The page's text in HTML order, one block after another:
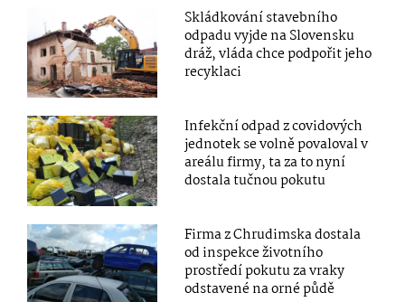
Skládkování stavebního
odpadu vyjde na Slovensku
dráž, vláda chce podpořit jeho
recyklaci
Infekční odpad z covidových
jednotek se volně povaloval v
areálu firmy, ta za to nyní
dostala tučnou pokutu
Firma z Chrudimska dostala
od inspekce životního
prostředí pokutu za vraky
odstavené na orné půdě